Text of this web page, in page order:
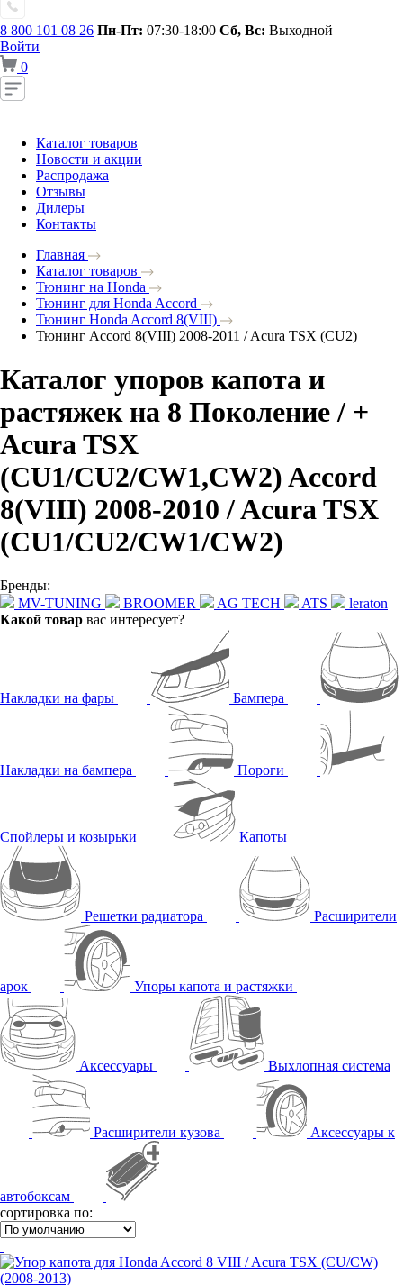
8 800 101 08 26 Пн-Пт: 07:30-18:00 Сб, Вс: Выходной
Войти
0
Каталог товаров
Новости и акции
Распродажа
Отзывы
Дилеры
Контакты
Главная
Каталог товаров
Тюнинг на Honda
Тюнинг для Honda Accord
Тюнинг Honda Accord 8(VIII)
Тюнинг Accord 8(VIII) 2008-2011 / Acura TSX (CU2)
Каталог упоров капота и
растяжек на 8 Поколение / +
Acura TSX
(CU1/CU2/CW1,CW2) Accord
8(VIII) 2008-2010 / Acura TSX
(CU1/CU2/CW1/CW2)
Бренды:
MV-TUNING
BROOMER AG TECH ATS
leraton
Какой товар вас интересует?
Накладки на фары Бампера
Накладки на бампера Пороги
Спойлеры и козырьки Капоты
Решетки радиатора Расширители
арок Упоры капота и растяжки
Аксессуары Выхлопная система
Расширители кузова Аксессуары к
автобоксам
сортировка по: